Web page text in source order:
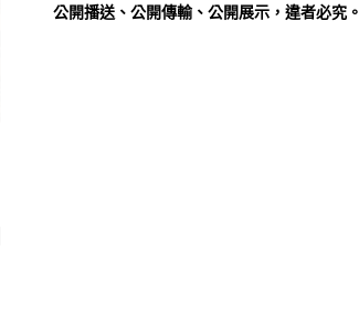
公開播送、公開傳輸、公開展示，違者必究。